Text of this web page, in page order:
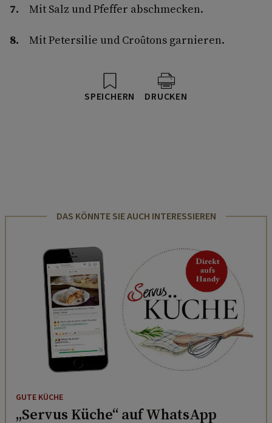
Mit Salz und Pfeffer abschmecken.
Mit Petersilie und Croûtons garnieren.
SPEICHERN DRUCKEN
DAS KÖNNTE SIE AUCH INTERESSIEREN
GUTE KÜCHE
„Servus Küche“ auf WhatsApp